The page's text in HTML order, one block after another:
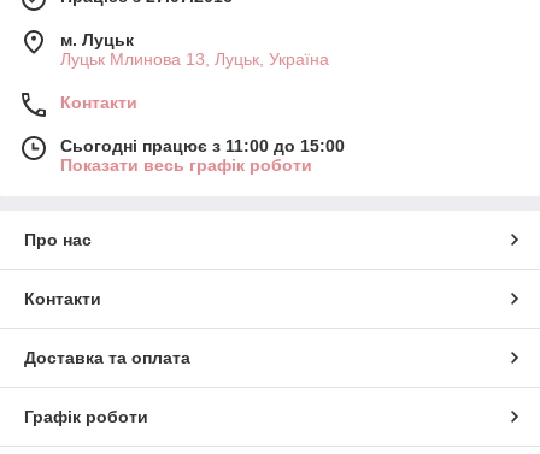
м. Луцьк
Луцьк Млинова 13, Луцьк, Україна
Контакти
Сьогодні працює з 11:00 до 15:00
Показати весь графік роботи
Про нас
Контакти
Доставка та оплата
Графік роботи